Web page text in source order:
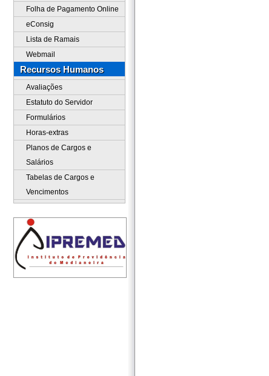
Folha de Pagamento Online
eConsig
Lista de Ramais
Webmail
Recursos Humanos
Avaliações
Estatuto do Servidor
Formulários
Horas-extras
Planos de Cargos e
Salários
Tabelas de Cargos e
Vencimentos